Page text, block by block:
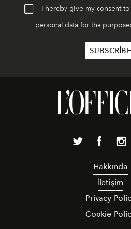
I hereby give my consent
personal data for the
Hakkında
İletişim
Privacy
Cookie